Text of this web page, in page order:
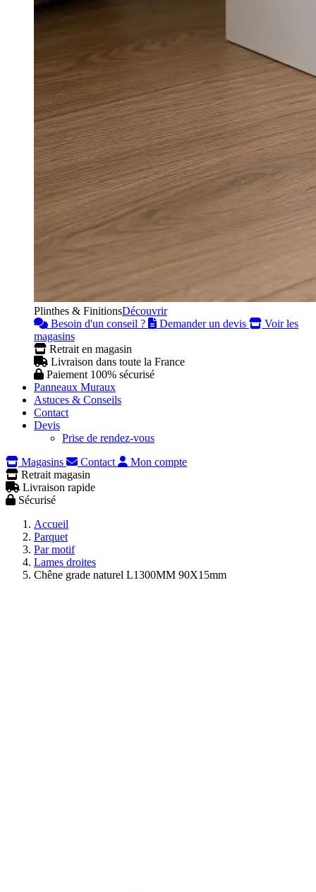
Plinthes & FinitionsDécouvrir
Besoin d'un conseil ?
Demander un devis
Voir les
magasins
Retrait en magasin
Livraison dans toute la France
Paiement 100% sécurisé
Panneaux Muraux
Astuces & Conseils
Contact
Devis
Prise de rendez-vous
Magasins
Contact
Mon compte
Retrait magasin
Livraison rapide
Sécurisé
Accueil
Parquet
Par motif
Lames droites
Chêne grade naturel L1300MM 90X15mm